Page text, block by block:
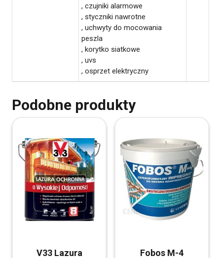
, czujniki alarmowe
, styczniki nawrotne
, uchwyty do mocowania
peszla
, korytko siatkowe
, uvs
, osprzet elektryczny
Podobne produkty
V33 Lazura
Fobos M-4